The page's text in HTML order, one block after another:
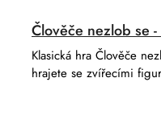
Člověče nezlob se
Klasická hra Člověče
hrajete se zvířecími